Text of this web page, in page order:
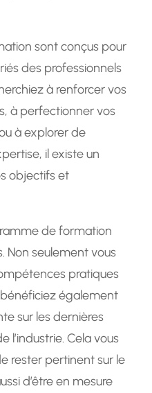
sont conçus pour
des professionnels
à renforcer vos
à perfectionner vos
à explorer de
il existe un
objectifs et
de formation
Non seulement vous
pratiques
également
sur les dernières
l’industrie. Cela vous
rester pertinent sur le
d’être en mesure